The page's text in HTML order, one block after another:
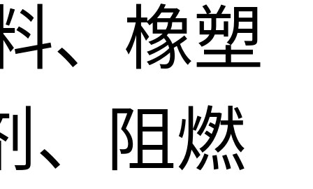
、橡塑
、阻燃